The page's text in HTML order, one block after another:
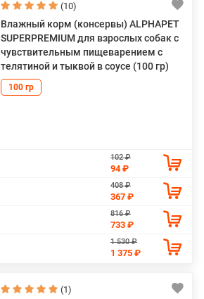
(10)
Влажный корм (консервы) ALPHAPET
SUPERPREMIUM для взрослых собак с
чувствительным пищеварением с
телятиной и тыквой в соусе (100 гр)
100 гр
102 ₽
94 ₽
408 ₽
367 ₽
816 ₽
733 ₽
1 530 ₽
1 375 ₽
(1)